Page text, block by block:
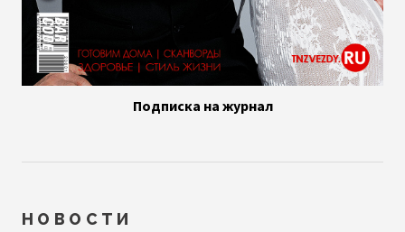
Подписка на журнал
НОВОСТИ